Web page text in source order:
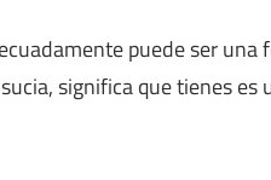
puede ser
significa que tienes